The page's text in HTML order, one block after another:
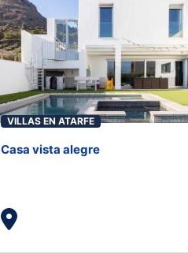
VILLAS EN ATARFE
Casa vista alegre